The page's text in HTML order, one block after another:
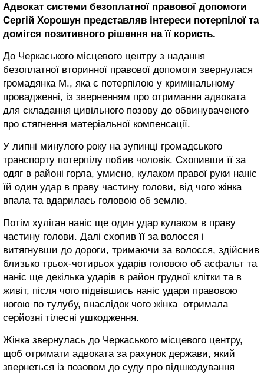
Адвокат системи безоплатної правової допомоги
Сергій Хорошун представляв інтереси потерпілої та
домігся позитивного рішення на її користь.
До Черкаського місцевого центру з надання
безоплатної вторинної правової допомоги звернулася
громадянка М., яка є потерпілою у кримінальному
провадженні, із зверненням про отримання адвоката
для складання цивільного позову до обвинуваченого
про стягнення матеріальної компенсації.
У липні минулого року на зупинці громадського
транспорту потерпілу побив чоловік. Схопивши її за
одяг в районі горла, умисно, кулаком правої руки наніс
їй один удар в праву частину голови, від чого жінка
впала та вдарилась головою об землю.
Потім хуліган наніс ще один удар кулаком в праву
частину голови. Далі схопив її за волосся і
витягнувши до дороги, тримаючи за волосся, здійснив
близько трьох-чотирьох ударів головою об асфальт та
наніс ще декілька ударів в район грудної клітки та в
живіт, після чого підвівшись наніс удари правовою
ногою по тулубу, внаслідок чого жінка отримала
серйозні тілесні ушкодження.
Жінка звернулась до Черкаського місцевого центру,
щоб отримати адвоката за рахунок держави, який
звернеться із позовом до суду про відшкодування